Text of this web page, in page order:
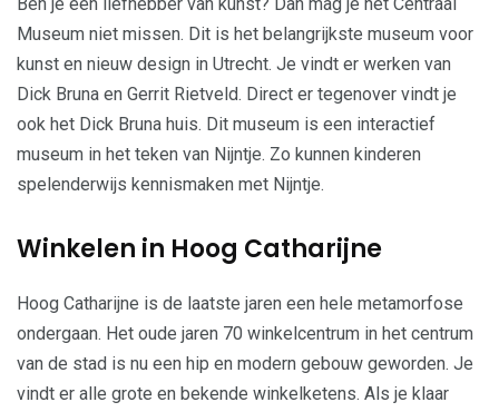
Museum niet missen. Dit is het belangrijkste museum voor
kunst en nieuw design in Utrecht. Je vindt er werken van
Dick Bruna en Gerrit Rietveld. Direct er tegenover vindt je
ook het Dick Bruna huis. Dit museum is een interactief
museum in het teken van Nijntje. Zo kunnen kinderen
spelenderwijs kennismaken met Nijntje.
Winkelen in Hoog Catharijne
Hoog Catharijne is de laatste jaren een hele metamorfose
ondergaan. Het oude jaren 70 winkelcentrum in het centrum
van de stad is nu een hip en modern gebouw geworden. Je
vindt er alle grote en bekende winkelketens. Als je klaar